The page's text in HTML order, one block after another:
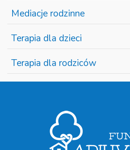
Mediacje rodzinne
Terapia dla dzieci
Terapia dla rodziców